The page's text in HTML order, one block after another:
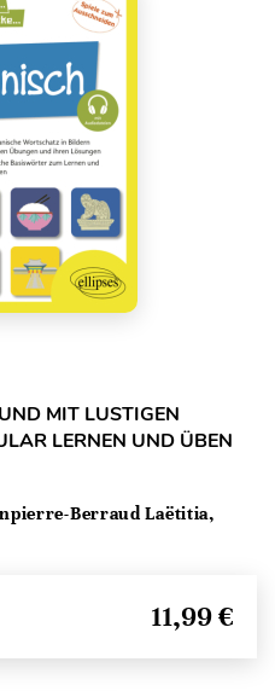
MIT LUSTIGEN
LERNEN UND ÜBEN
Berraud Laëtitia,
11,99 €